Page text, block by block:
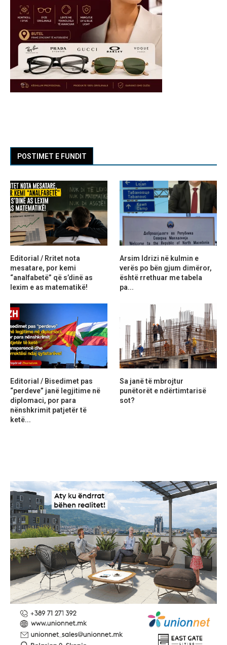
POSTIMET E FUNDIT
Editorial / Rritet nota
mesatare, por kemi
“analfabetë” që s’dinë as
lexim e as matematikë!
Arsim Idrizi në kulmin e
verës po bën gjum dimëror,
është rrethuar me tabela
pa...
Editorial / Bisedimet pas
“perdeve” janë legjitime në
diplomaci, por para
nënshkrimit patjetër të
ketë...
Sa janë të mbrojtur
punëtorët e ndërtimtarisë
sot?